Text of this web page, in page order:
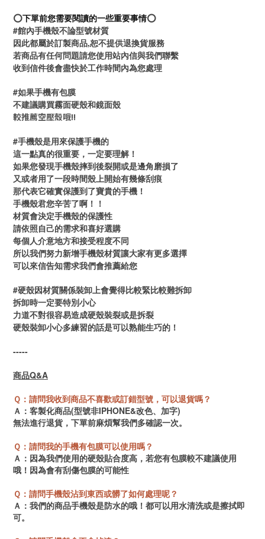
⭕️下單前您需要閱讀的一些重要事情⭕️
#館內手機殼不論型號材質
因此都屬於訂製商品,恕不提供退換貨服務
若商品有任何問題請您使用站內信與我們聯繫
收到信件後會盡快於工作時間內為您處理
#如果手機有包膜
不建議購買霧面硬殼和鏡面殼
較推薦空壓殼哦!!
#手機殼是用來保護手機的
這一點真的很重要，一定要理解！
如果您發現手機殼摔到後裂開或是邊角磨損了
又或者用了一段時間殼上開始有幾條刮痕
那代表它確實保護到了寶貴的手機！
手機殼君您辛苦了啊！！
材質會決定手機殼的保護性
請依照自己的需求和喜好選購
每個人介意地方和接受程度不同
所以我們努力新增手機殼材質讓大家有更多選擇
可以來信告知需求我們會推薦給您
#硬殼因材質關係裝卸上會覺得比較緊比較難拆卸
拆卸時一定要特別小心
力道不對很容易造成硬殼裝裂或是拆裂
硬殼裝卸小心多練習的話是可以熟能生巧的！
-----
商品Q&A
Ｑ：請問我收到商品不喜歡或訂錯型號，可以退貨嗎？
Ａ：客製化商品(型號非IPHONE&改色、加字)
無法進行退貨， 下單前麻煩幫我們多確認一次。
Ｑ：請問我的手機有包膜可以使用嗎？
Ａ：因為我們使用的硬殼貼合度高，若您有包膜較不建議使用
哦！因為會有刮傷包膜的可能性
Ｑ：請問手機殼沾到東西或髒了如何處理呢？
Ａ：我們的商品手機殼是防水的哦！都可以用水清洗或是擦拭即
可。